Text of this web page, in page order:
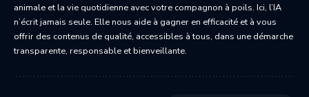
animale et la vie quotidienne avec votre compagnon à poils. Ici, l’IA
n’écrit jamais seule. Elle nous aide à gagner en efficacité et à vous
offrir des contenus de qualité, accessibles à tous, dans une démarche
transparente, responsable et bienveillante.